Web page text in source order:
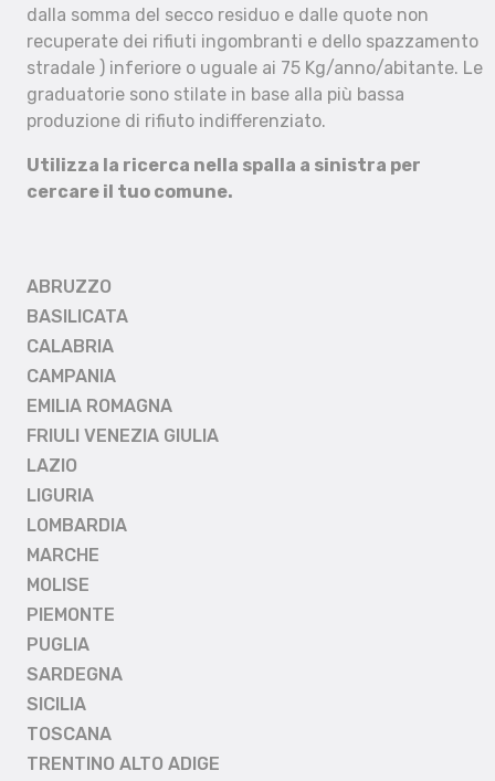
dalla somma del secco residuo e dalle quote non
recuperate dei rifiuti ingombranti e dello spazzamento
stradale ) inferiore o uguale ai 75 Kg/anno/abitante. Le
graduatorie sono stilate in base alla più bassa
produzione di rifiuto indifferenziato.
Utilizza la ricerca nella spalla a sinistra per
cercare il tuo comune.
ABRUZZO
BASILICATA
CALABRIA
CAMPANIA
EMILIA ROMAGNA
FRIULI VENEZIA GIULIA
LAZIO
LIGURIA
LOMBARDIA
MARCHE
MOLISE
PIEMONTE
PUGLIA
SARDEGNA
SICILIA
TOSCANA
TRENTINO ALTO ADIGE